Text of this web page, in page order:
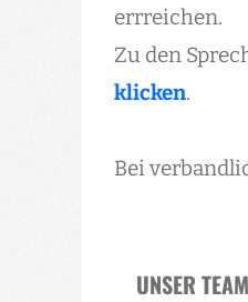
errreichen.
Zu den
klicken.
Bei
UNSER